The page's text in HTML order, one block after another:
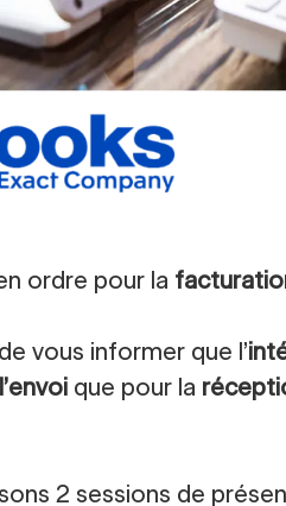
ordre pour la
vous informer que l’
l’envoi que pour la
2 sessions de